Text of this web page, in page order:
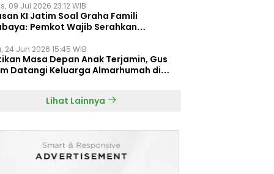
09 Jul 2026 23:12 WIB
KI Jatim Soal Graha Famili
Pemkot Wajib Serahkan
24 Jun 2026 15:45 WIB
Masa Depan Anak Terjamin, Gus
Datangi Keluarga Almarhumah di
Lihat Lainnya